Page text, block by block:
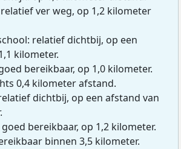
ver weg, op 1,2 kilometer
relatief dichtbij, op een
kilometer.
bereikbaar, op 1,0 kilometer.
0,4 kilometer afstand.
dichtbij, op een afstand van
bereikbaar, op 1,2 kilometer.
binnen 3,5 kilometer.